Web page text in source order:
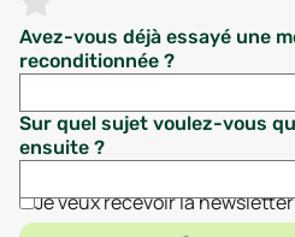
Avez-vous déjà essayé une
reconditionnée ?
Sur quel sujet voulez-vous
ensuite ?
Je veux recevoir la